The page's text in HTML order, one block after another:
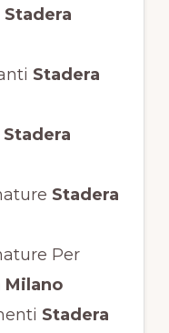
Stadera
Stadera
Stadera
Stadera
Per
Milano
Stadera